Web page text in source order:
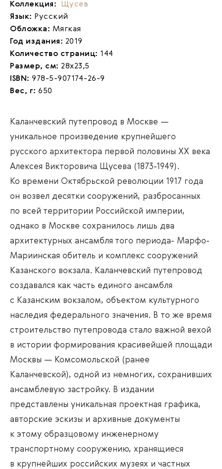
Коллекция: Щусев
Язык: Русский
Обложка: Мягкая
Год издания: 2019
Количество страниц: 144
Размер, см: 28х23,5
ISBN: 978-5-907174-26-9
Вес, г: 650
Каланчевский путепровод в Москве —
уникальное произведение крупнейшего
русского архитектора первой половины XX века
Алексея Викторовича Щусева (1873-1949).
Ко времени Октябрьской революции 1917 года
он возвел десятки сооружений, разбросанных
по всей территории Российской империи,
однако в Москве сохранилось лишь два
архитектурных ансамбля того периода- Марфо-
Мариинская обитель и комплекс сооружений
Казанского вокзала. Каланчевский путепровод
создавался как часть единого ансамбля
с Казанским вокзалом, объектом культурного
наследия федерального значения. В то же время
строительство путепровода стало важной вехой
в истории формирования красивейшей площади
Москвы — Комсомольской (ранее
Каланчевской), одной из немногих, сохранивших
ансамблевую застройку. В издании
представлены уникальная проектная графика,
авторские эскизы и архивные документы
к этому образцовому инженерному
транспортному сооружению, хранящиеся
в крупнейших российских музеях и частных